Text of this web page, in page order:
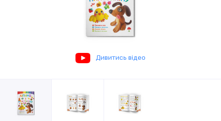
Дивитись відео